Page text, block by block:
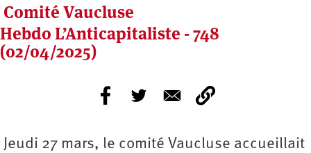
Comité Vaucluse
Hebdo L’Anticapitaliste - 748
(02/04/2025)
Jeudi 27 mars, le comité Vaucluse accueillait